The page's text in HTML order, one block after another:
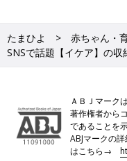
たまひよ 赤ちゃん・
SNSで話題【イケア】の収
ＡＢＪマーク
著作権者から
であることを
ABJマークの
はこちら→